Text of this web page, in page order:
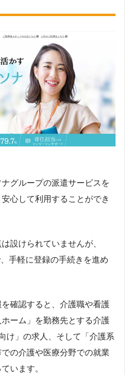
グループの派遣サービスを
心して利用することができ
設けられていませんが、
手軽に登録の手続きを進め
確認すると、介護職や看護
ーム」を勤務先とする介護
け」の求人、そして「介護系
の介護や医療分野での就業
います。